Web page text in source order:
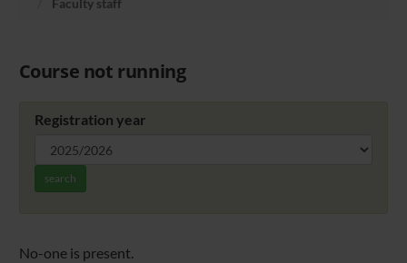
Faculty staff
Course not running
Registration year
search
No-one is present.